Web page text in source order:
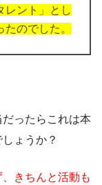
レント」とし
のでした。
ったらこれは本
ょうか？
きちんと活動も